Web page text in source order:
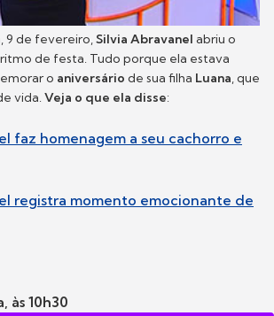
9 de fevereiro,Silvia Abravanel abriu o
de festa. Tudo porque ela estava
o aniversário de sua filha Luana, que
vida.Veja o que ela disse:
faz homenagem a seu cachorro e
registra momento emocionante de
às 10h30